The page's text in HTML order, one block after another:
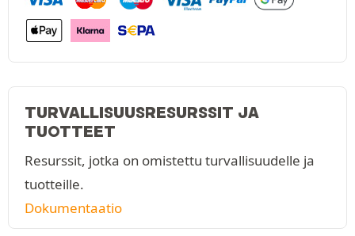
TURVALLISUUSRESURSSIT JA
TUOTTEET
Resurssit, jotka on omistettu turvallisuudelle ja
tuotteille.
Dokumentaatio